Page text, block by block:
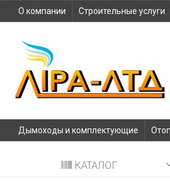
О компании Строительные услуги
Дымоходы и комплектующие
КАТАЛОГ